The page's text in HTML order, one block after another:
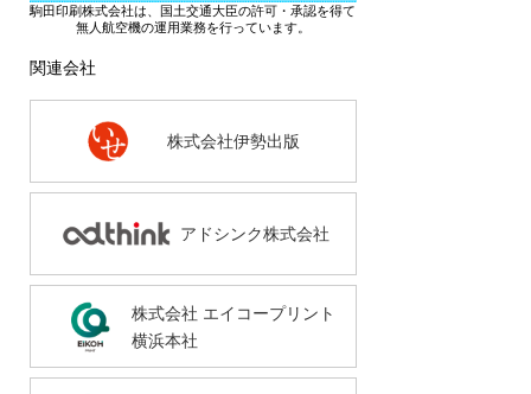
駒田印刷株式会社は、国土交通大臣の許可・承認を得て
無人航空機の運用業務を行っています。
関連会社
株式会社伊勢出版
アドシンク株式会社
株式会社 エイコープリント
横浜本社